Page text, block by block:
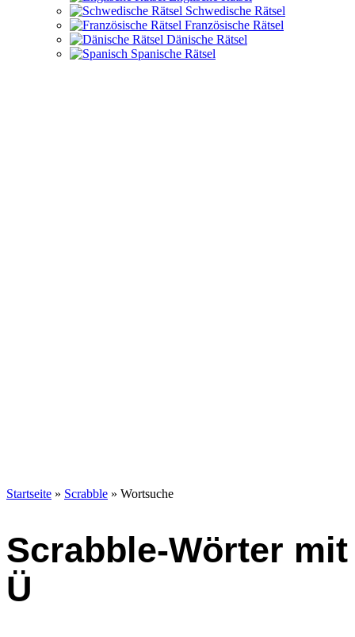
Schwedische Rätsel
Französische Rätsel
Dänische Rätsel
Spanische Rätsel
Startseite » Scrabble » Wortsuche
Scrabble-Wörter mit
Ü